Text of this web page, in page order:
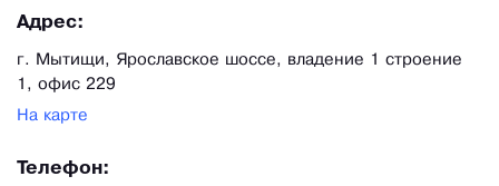
Адрес:
г. Мытищи, Ярославское шоссе, владение 1 строение
1, офис 229
На карте
Телефон: